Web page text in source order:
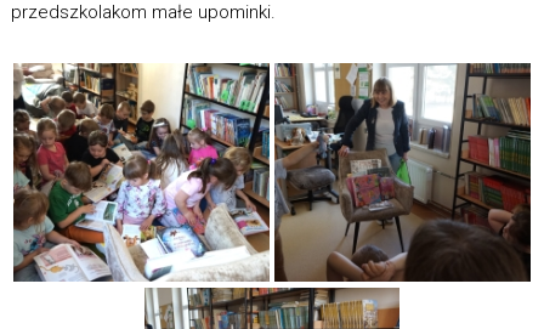
przedszkolakom małe upominki.